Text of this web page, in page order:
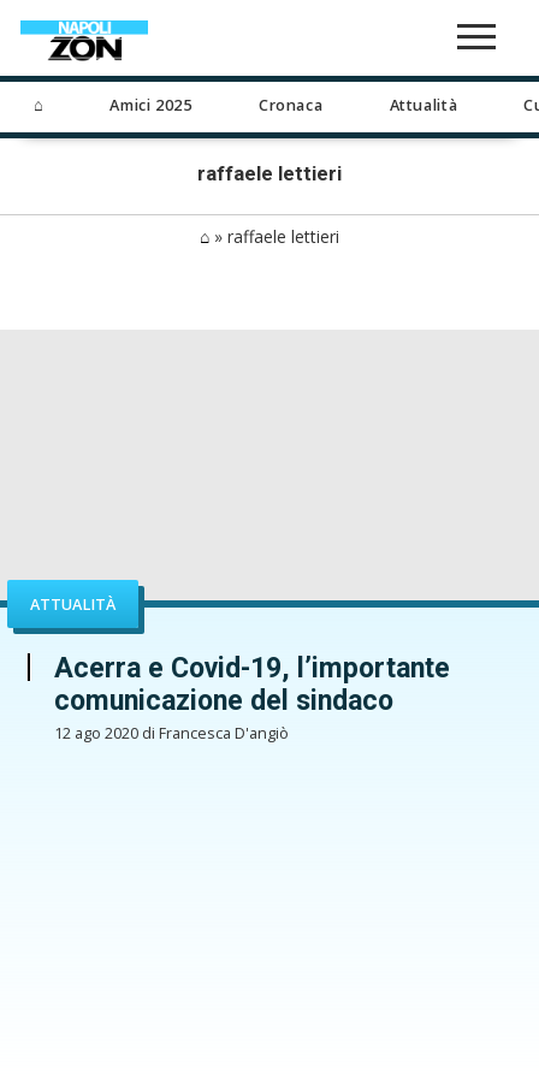
⌂ Amici 2025 Cronaca Attualità
raffaele lettieri
⌂ » raffaele lettieri
ATTUALITÀ
Acerra e Covid-19, l’importante
comunicazione del sindaco
12 ago 2020 di Francesca D'angiò